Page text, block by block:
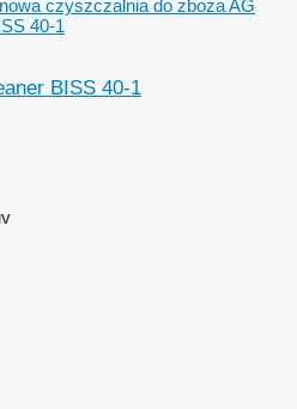
nowa czyszczalnia do zboża AG
40-1
BISS 40-1